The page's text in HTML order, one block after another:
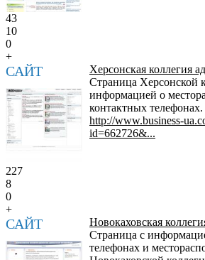
43
10
0
+
САЙТ
Херсонская коллегия
Страница Херсонской
информацией о
контактных телефонах.
http://www.business-
id=662726&...
227
8
0
+
САЙТ
Новокаховская
Страница с
телефонах и